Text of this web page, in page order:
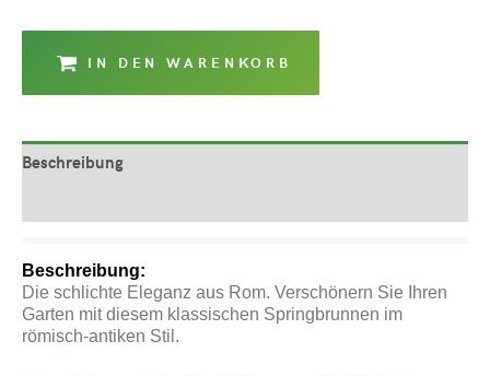
IN DEN WARENKORB
Beschreibung
Beschreibung:
Die schlichte Eleganz aus Rom. Verschönern Sie Ihren
Garten mit diesem klassischen Springbrunnen im
römisch-antiken Stil.